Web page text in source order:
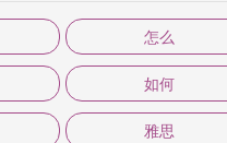
怎么
如何
雅思